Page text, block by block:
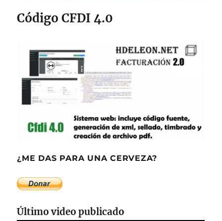
Código CFDI 4.0
¿ME DAS PARA UNA CERVEZA?
Último video publicado